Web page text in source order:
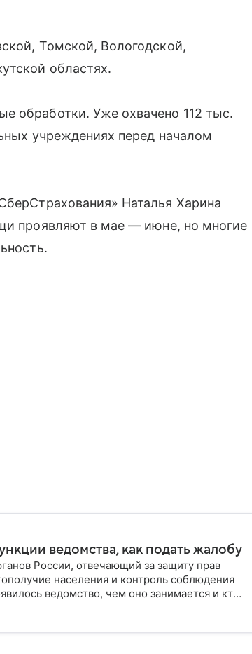
Томской, Вологодской,
областях.
обработки. Уже охвачено 112 тыс.
учреждениях перед началом
Наталья Харина
проявляют в мае — июне, но многие
ведомства, как подать жалобу
России, отвечающий за защиту прав
населения и контроль соблюдения
ведомство, чем оно занимается и кто